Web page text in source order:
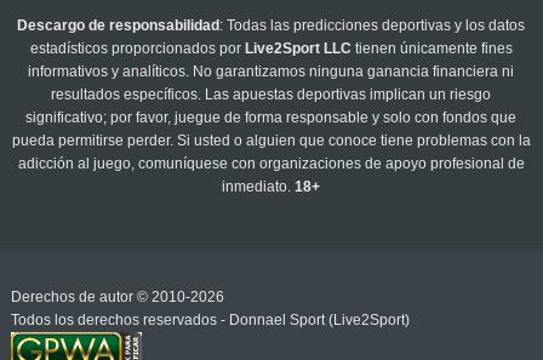
Descargo de responsabilidad : Todas las predicciones deportivas y los datos
estadísticos proporcionados por Live2Sport LLC tienen únicamente fines
informativos y analíticos. No garantizamos ninguna ganancia financiera ni
resultados específicos. Las apuestas deportivas implican un riesgo
significativo; por favor, juegue de forma responsable y solo con fondos que
pueda permitirse perder. Si usted o alguien que conoce tiene problemas con la
adicción al juego, comuníquese con organizaciones de apoyo profesional de
inmediato.18+
Derechos de autor © 2010-2026
Todos los derechos reservados - Donnael Sport (Live2Sport)